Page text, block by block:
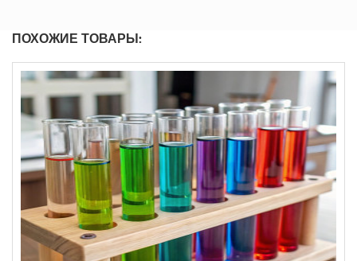
ПОХОЖИЕ ТОВАРЫ: